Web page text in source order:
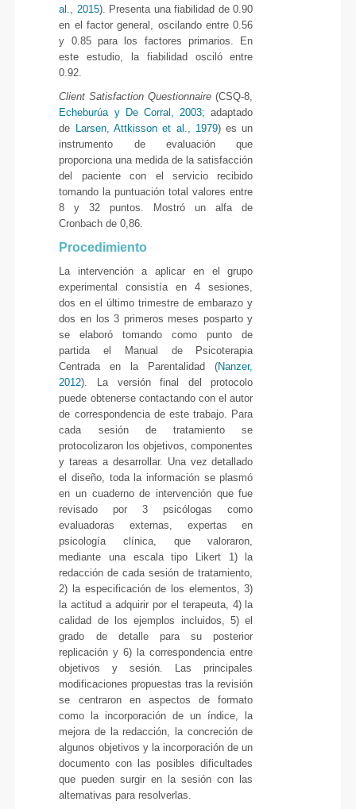
al., 2015). Presenta una fiabilidad de 0.90
en el factor general, oscilando entre 0.56
y 0.85 para los factores primarios. En
este estudio, la fiabilidad osciló entre
0.92.
Client Satisfaction Questionnaire (CSQ-8,
Echeburúa y De Corral, 2003; adaptado
de Larsen, Attkisson et al., 1979) es un
instrumento de evaluación que
proporciona una medida de la satisfacción
del paciente con el servicio recibido
tomando la puntuación total valores entre
8 y 32 puntos. Mostró un alfa de
Cronbach de 0,86.
Procedimiento
La intervención a aplicar en el grupo
experimental consistía en 4 sesiones,
dos en el último trimestre de embarazo y
dos en los 3 primeros meses posparto y
se elaboró tomando como punto de
partida el Manual de Psicoterapia
Centrada en la Parentalidad (Nanzer,
2012). La versión final del protocolo
puede obtenerse contactando con el autor
de correspondencia de este trabajo. Para
cada sesión de tratamiento se
protocolizaron los objetivos, componentes
y tareas a desarrollar. Una vez detallado
el diseño, toda la información se plasmó
en un cuaderno de intervención que fue
revisado por 3 psicólogas como
evaluadoras externas, expertas en
psicología clínica, que valoraron,
mediante una escala tipo Likert 1) la
redacción de cada sesión de tratamiento,
2) la especificación de los elementos, 3)
la actitud a adquirir por el terapeuta, 4) la
calidad de los ejemplos incluidos, 5) el
grado de detalle para su posterior
replicación y 6) la correspondencia entre
objetivos y sesión. Las principales
modificaciones propuestas tras la revisión
se centraron en aspectos de formato
como la incorporación de un índice, la
mejora de la redacción, la concreción de
algunos objetivos y la incorporación de un
documento con las posibles dificultades
que pueden surgir en la sesión con las
alternativas para resolverlas.